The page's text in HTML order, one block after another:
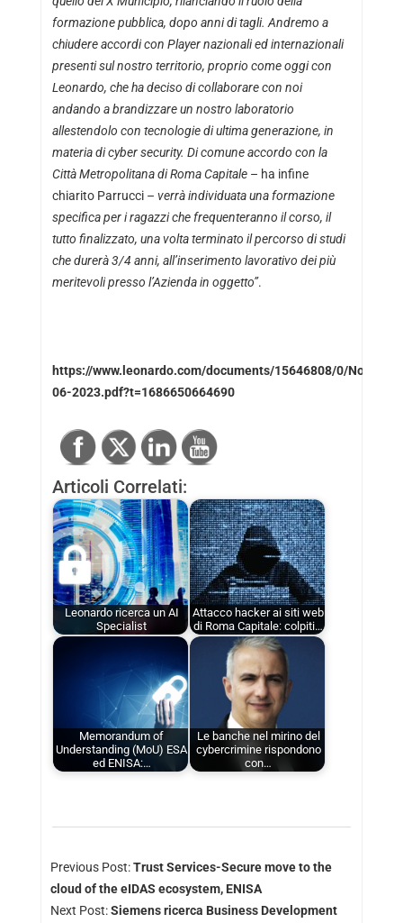
formazione pubblica, dopo anni di tagli. Andremo a
chiudere accordi con Player nazionali ed internazionali
presenti sul nostro territorio, proprio come oggi con
Leonardo, che ha deciso di collaborare con noi
andando a brandizzare un nostro laboratorio
allestendolo con tecnologie di ultima generazione, in
materia di cyber security. Di comune accordo con la
Città Metropolitana di Roma Capitale– ha infine
chiarito Parrucci – verrà individuata una formazione
specifica per i ragazzi che frequenteranno il corso, il
tutto finalizzato, una volta terminato il percorso di studi
che durerà 3/4 anni, all’inserimento lavorativo dei più
meritevoli presso l’Azienda in oggetto”.
https://www.leonardo.com/documents/15646808/0/
06-2023.pdf?t=1686650664690
Articoli Correlati:
Leonardo ricerca un AI
Specialist
Attacco hacker ai siti web
di Roma Capitale: colpiti…
Memorandum of
Understanding (MoU) ESA
ed ENISA:…
Le banche nel mirino del
cybercrimine rispondono
con…
Previous Post:Trust Services-Secure move to the
cloud of the eIDAS ecosystem, ENISA
Next Post:Siemens ricerca Business Development